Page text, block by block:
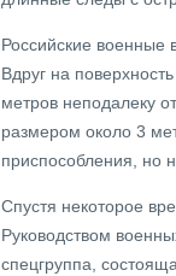
Российские военные
Вдруг на
метров неподалеку
размером около 3
приспособления, но
Спустя некоторое
Руководством
спецгруппа,